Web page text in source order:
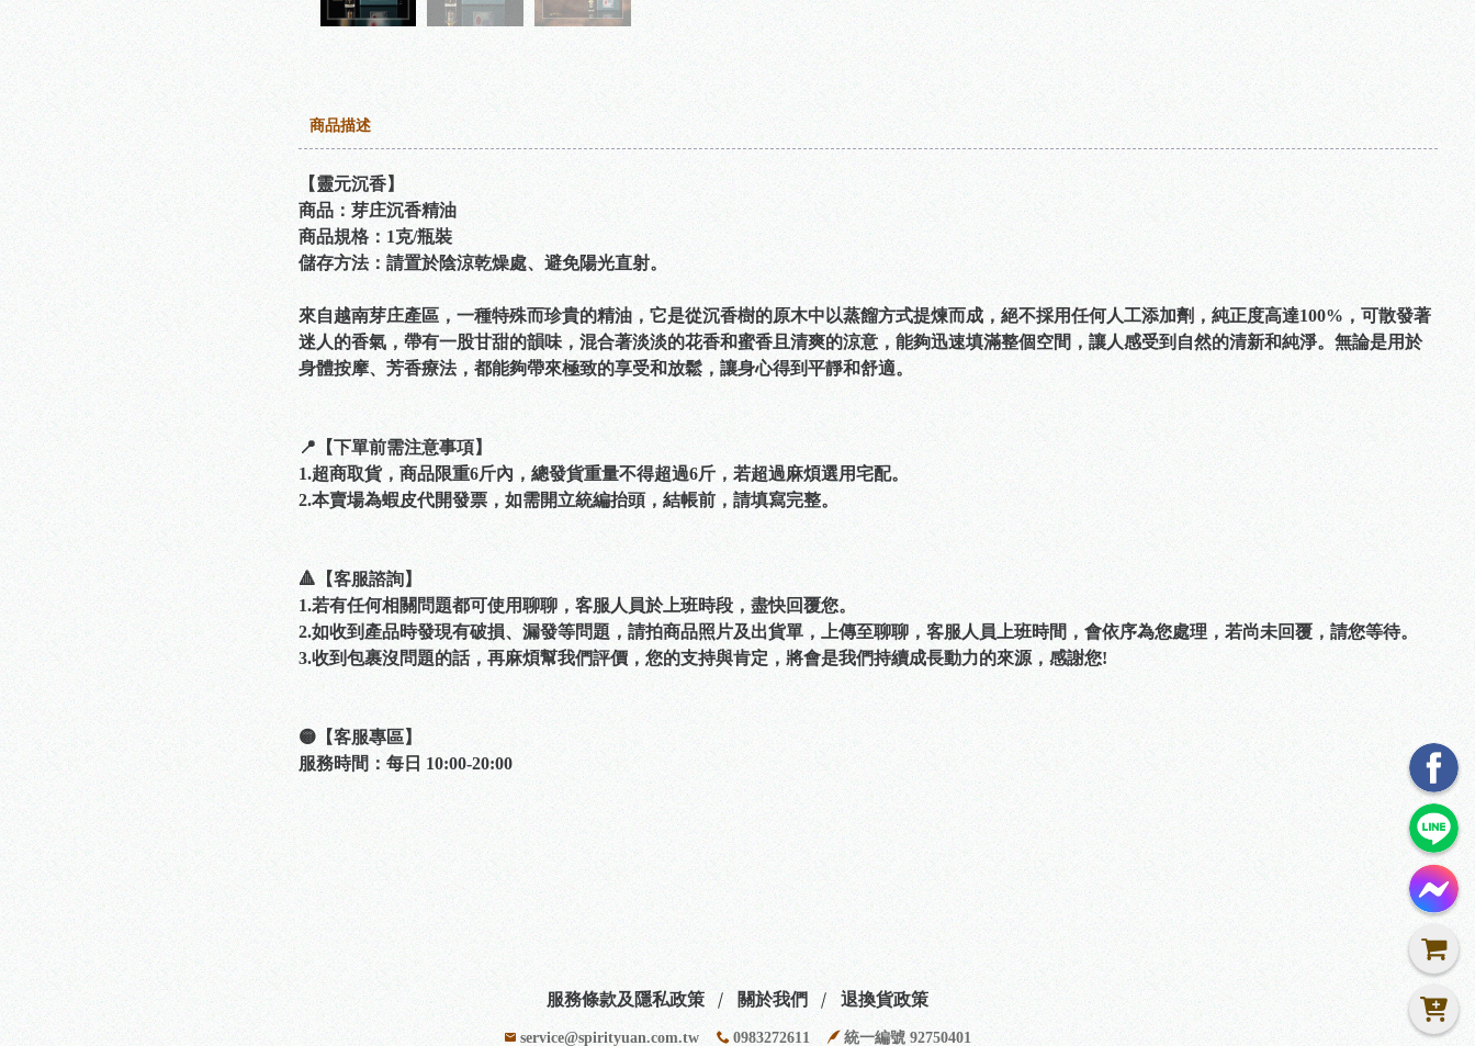
商品描述
【靈元沉香】
商品：芽庄沉香精油
商品規格：1克/瓶裝
儲存方法：請置於陰涼乾燥處、避免陽光直射。
來自越南芽庄產區，一種特殊而珍貴的精油，它是從沉香樹的原木中以蒸餾方式提煉而成，絕不採用任何人工添加劑，純正度高達100%，可散發著
迷人的香氣，帶有一股甘甜的韻味，混合著淡淡的花香和蜜香且清爽的涼意，能夠迅速填滿整個空間，讓人感受到自然的清新和純淨。無論是用於
身體按摩、芳香療法，都能夠帶來極致的享受和放鬆，讓身心得到平靜和舒適。
📍【下單前需注意事項】
1.超商取貨，商品限重6斤內，總發貨重量不得超過6斤，若超過麻煩選用宅配。
2.本賣場為蝦皮代開發票，如需開立統編抬頭，結帳前，請填寫完整。
🔺【客服諮詢】
1.若有任何相關問題都可使用聊聊，客服人員於上班時段，盡快回覆您。
2.如收到產品時發現有破損、漏發等問題，請拍商品照片及出貨單，上傳至聊聊，客服人員上班時間，會依序為您處理，若尚未回覆，請您等待。
3.收到包裹沒問題的話，再麻煩幫我們評價，您的支持與肯定，將會是我們持續成長動力的來源，感謝您!
🟡【客服專區】
服務時間：每日 10:00-20:00
服務條款及隱私政策 關於我們 退換貨政策
service@spirityuan.com.tw 0983272611 統一編號 92750401